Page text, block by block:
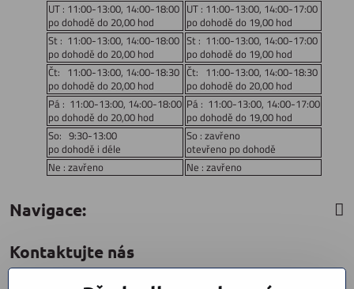
UT : 11:00-13:00, 14:00-18:00
po dohodě do 20,00 hod
UT : 11:00-13:00, 14:00-17:00
po dohodě do 19,00 hod
St : 11:00-13:00, 14:00-18:00
po dohodě do 20,00 hod
St : 11:00-13:00, 14:00-17:00
po dohodě do 19,00 hod
Čt: 11:00-13:00, 14:00-18:30
po dohodě do 20,00 hod
Čt: 11:00-13:00, 14:00-18:30
po dohodě do 20,00 hod
Pá : 11:00-13:00, 14:00-18:00
po dohodě do 20,00 hod
Pá : 11:00-13:00, 14:00-17:00
po dohodě do 19,00 hod
So: 9:30-13:00
po dohodě i déle
So : zavřeno
otevřeno po dohodě
Ne : zavřeno
Ne : zavřeno
Navigace:
Kontaktujte nás